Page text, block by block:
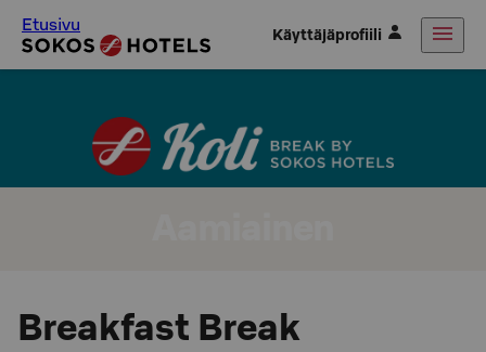
Etusivu Käyttäjäprofiili
Breakfast Break